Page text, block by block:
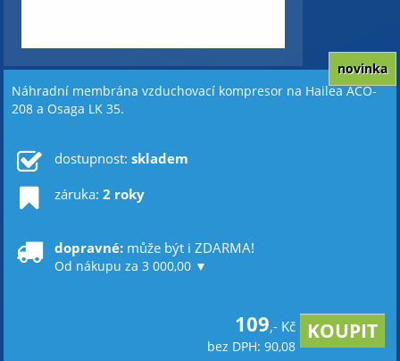
Náhradní membrána vzduchovací kompresor na Hailea ACO-
208 a Osaga LK 35.
novinka
dostupnost: skladem
záruka: 2 roky
dopravné: může být i ZDARMA!
Od nákupu za 3 000,00 ▼
109,- Kč
bez DPH: 90,08